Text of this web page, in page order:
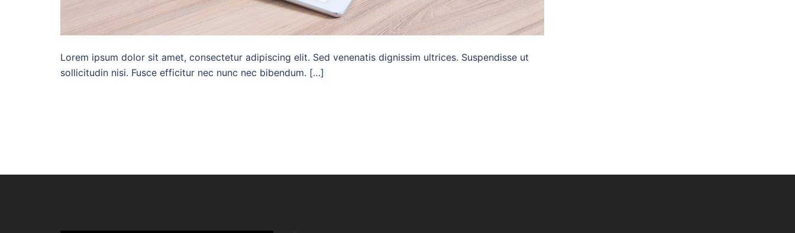
Lorem ipsum dolor sit amet, consectetur adipiscing elit. Sed venenatis dignissim ultrices. Suspendisse ut
sollicitudin nisi. Fusce efficitur nec nunc nec bibendum. […]